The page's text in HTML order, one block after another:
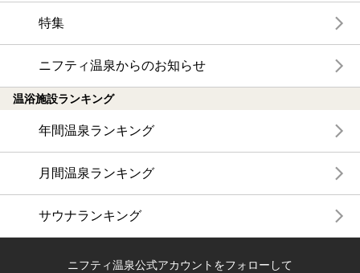
特集
ニフティ温泉からのお知らせ
温浴施設ランキング
年間温泉ランキング
月間温泉ランキング
サウナランキング
ニフティ温泉公式アカウントをフォローして